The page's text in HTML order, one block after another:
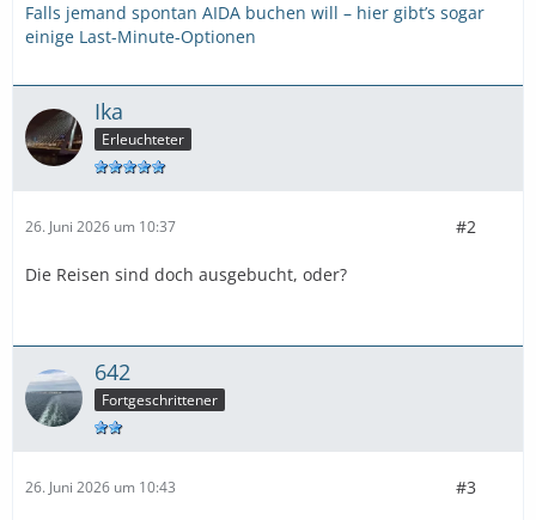
Falls jemand spontan AIDA buchen will – hier gibt’s sogar
einige Last-Minute-Optionen
Ika
Erleuchteter
26. Juni 2026 um 10:37 #2
Die Reisen sind doch ausgebucht, oder?
642
Fortgeschrittener
26. Juni 2026 um 10:43 #3